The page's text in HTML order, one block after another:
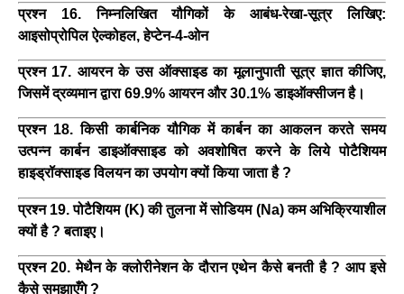
प्रश्न 16. निम्नलिखित यौगिकों के आबंध-रेखा-सूत्र लिखिए:
आइसोप्रोपिल ऐल्कोहल, हेप्टेन-4-ओन
प्रश्न 17. आयरन के उस ऑक्साइड का मूलानुपाती सूत्र ज्ञात कीजिए,
जिसमें द्रव्यमान द्वारा 69.9% आयरन और 30.1% डाइऑक्सीजन है।
प्रश्न 18. किसी कार्बनिक यौगिक में कार्बन का आकलन करते समय
उत्पन्न कार्बन डाइऑक्साइड को अवशोषित करने के लिये पोटैशियम
हाइड्रॉक्साइड विलयन का उपयोग क्यों किया जाता है ?
प्रश्न 19. पोटैशियम (K) की तुलना में सोडियम (Na) कम अभिक्रियाशील
क्यों है ? बताइए।
प्रश्न 20. मेथैन के क्लोरीनेशन के दौरान एथेन कैसे बनती है ? आप इसे
कैसे समझाएँगे ?